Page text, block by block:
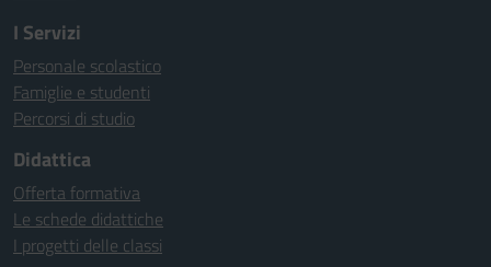
I Servizi
Personale scolastico
Famiglie e studenti
Percorsi di studio
Didattica
Offerta formativa
Le schede didattiche
I progetti delle classi